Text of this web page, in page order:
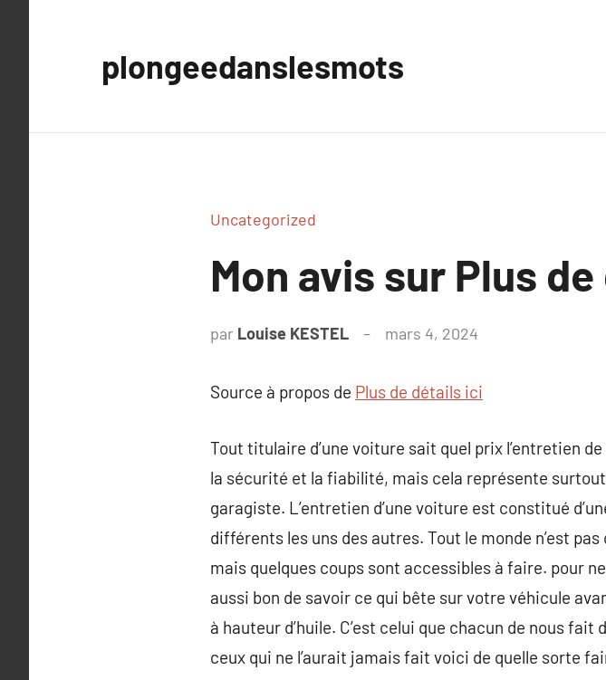
plongeedanslesmots
Uncategorized
Mon avis sur Plus
par Louise KESTEL mars 4, 2024
Source à propos de Plus de détails ici
Tout titulaire d’une voiture sait quel prix l’entretien
la sécurité et la fiabilité, mais cela représente
garagiste. L’entretien d’une voiture est constitué
différents les uns des autres. Tout le monde n’est
mais quelques coups sont accessibles à faire. pour
aussi bon de savoir ce qui bête sur votre véhicule
à hauteur d’huile. C’est celui que chacun de nous
ceux qui ne l’aurait jamais fait voici de quelle sorte